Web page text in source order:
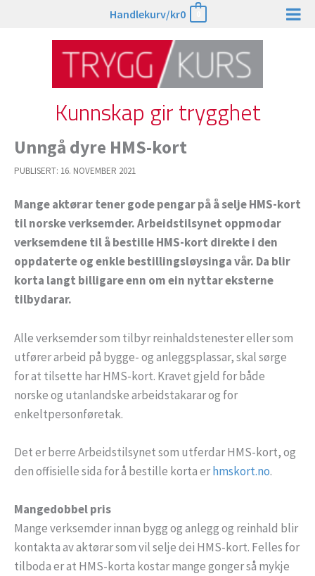
Handlekurv/kr0
Kunnskap gir trygghet
Unngå dyre HMS-kort
PUBLISERT: 16. NOVEMBER 2021
Mange aktørar tener gode pengar på å selje HMS-kort
til norske verksemder. Arbeidstilsynet oppmodar
verksemdene til å bestille HMS-kort direkte i den
oppdaterte og enkle bestillingsløysinga vår. Da blir
korta langt billigare enn om ein nyttar eksterne
tilbydarar.
Alle verksemder som tilbyr reinhaldstenester eller som
utfører arbeid på bygge- og anleggsplassar, skal sørge
for at tilsette har HMS-kort. Kravet gjeld for både
norske og utanlandske arbeidstakarar og for
enkeltpersonføretak.
Det er berre Arbeidstilsynet som utferdar HMS-kort, og
den offisielle sida for å bestille korta erhmskort.no.
Mangedobbel pris
Mange verksemder innan bygg og anlegg og reinhald blir
kontakta av aktørar som vil selje dei HMS-kort. Felles for
tilboda er at HMS-korta kostar mange gonger så mykje